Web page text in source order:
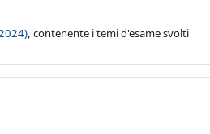
, contenente i temi d'esame svolti